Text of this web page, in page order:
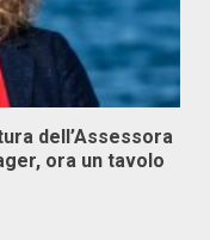
dell’Assessora
ora un tavolo